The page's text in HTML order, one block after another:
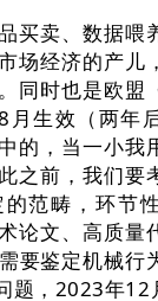
卖、数据喂
场经济的产儿
同时也是欧盟
月生效（两年
的，当一小我
之前，我们要
范畴，环节
论文、高质量
要鉴定机械行
题，2023年12